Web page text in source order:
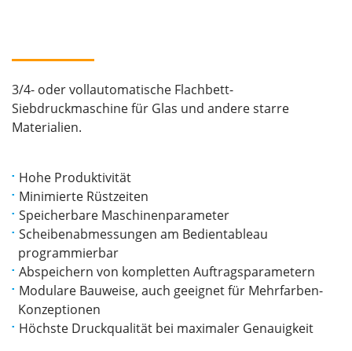
3/4- oder vollautomatische Flachbett-
Siebdruckmaschine für Glas und andere starre
Materialien.
Hohe Produktivität
Minimierte Rüstzeiten
Speicherbare Maschinenparameter
Scheibenabmessungen am Bedientableau
programmierbar
Abspeichern von kompletten Auftragsparametern
Modulare Bauweise, auch geeignet für Mehrfarben-
Konzeptionen
Höchste Druckqualität bei maximaler Genauigkeit